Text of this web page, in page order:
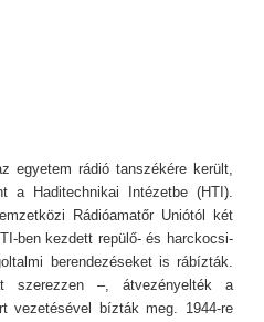
egyetem rádió tanszékére került,
a Haditechnikai Intézetbe (HTI).
Rádióamatőr Uniótól két
ben kezdett repülő- és harckocsi-
berendezéseket is rábízták.
szerezzen –, átvezényelték a
vezetésével bízták meg. 1944-re